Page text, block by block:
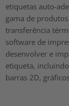
etiquetas auto-
gama de
transferência
software de
desenvolver e
etiqueta,
barras 2D,